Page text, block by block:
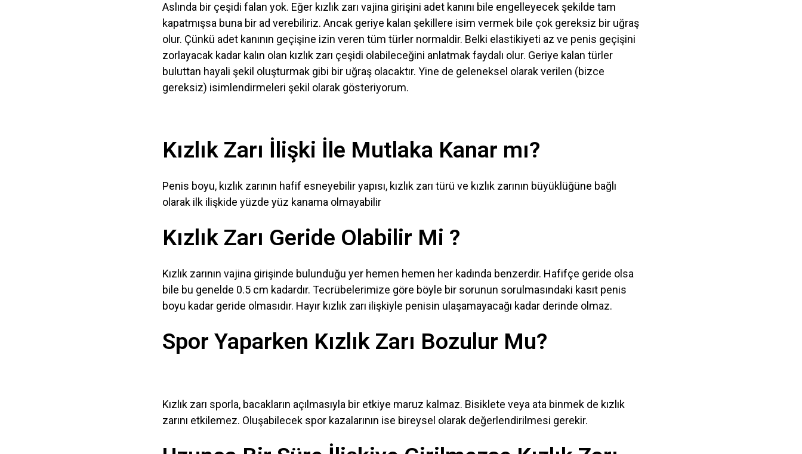
Aslında bir çeşidi falan yok. Eğer kızlık zarı vajina girişini adet kanını bile engelleyecek şekilde tam
kapatmışsa buna bir ad verebiliriz. Ancak geriye kalan şekillere isim vermek bile çok gereksiz bir uğraş
olur. Çünkü adet kanının geçişine izin veren tüm türler normaldir. Belki elastikiyeti az ve penis geçişini
zorlayacak kadar kalın olan kızlık zarı çeşidi olabileceğini anlatmak faydalı olur. Geriye kalan türler
buluttan hayali şekil oluşturmak gibi bir uğraş olacaktır. Yine de geleneksel olarak verilen (bizce
gereksiz) isimlendirmeleri şekil olarak gösteriyorum.
Kızlık Zarı İlişki İle Mutlaka Kanar mı?
Penis boyu, kızlık zarının hafif esneyebilir yapısı, kızlık zarı türü ve kızlık zarının büyüklüğüne bağlı
olarak ilk ilişkide yüzde yüz kanama olmayabilir
Kızlık Zarı Geride Olabilir Mi ?
Kızlık zarının vajina girişinde bulunduğu yer hemen hemen her kadında benzerdir. Hafifçe geride olsa
bile bu genelde 0.5 cm kadardır. Tecrübelerimize göre böyle bir sorunun sorulmasındaki kasıt penis
boyu kadar geride olmasıdır. Hayır kızlık zarı ilişkiyle penisin ulaşamayacağı kadar derinde olmaz.
Spor Yaparken Kızlık Zarı Bozulur Mu?
Kızlık zarı sporla, bacakların açılmasıyla bir etkiye maruz kalmaz. Bisiklete veya ata binmek de kızlık
zarını etkilemez. Oluşabilecek spor kazalarının ise bireysel olarak değerlendirilmesi gerekir.